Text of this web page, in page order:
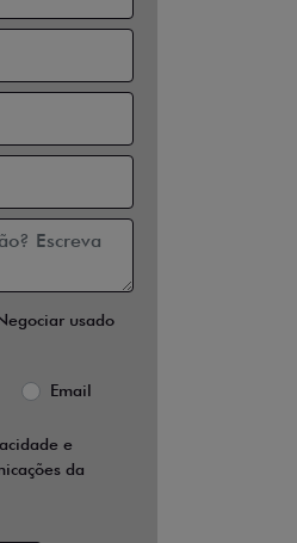
usado
Email
e
da